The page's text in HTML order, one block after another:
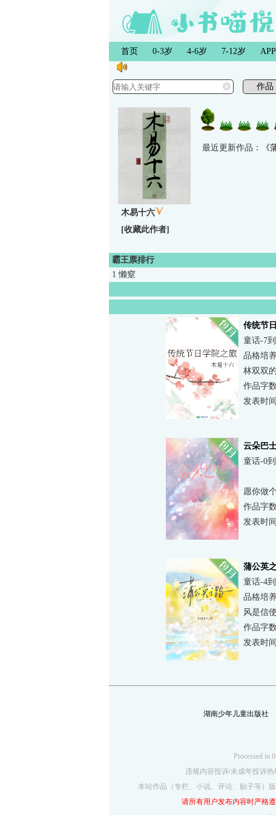
首页 0-3岁 4-6岁 7-12岁
木易十六
[收藏此作者]
最近更新作品： 《
霸王票排行
1 懒窒
传统节
童话-7
品格培
普小说
林双双
作品字
发表时
云朵巴
童话-0
愿你做
作品字
发表时
蒲公英
童话-4
品格培
普小说
风是信
作品字
发表时
湖南少年儿童出版社
Processed
违规内容投诉/未成年投诉热
本站作品（专栏、小说、评论、贴子等）
请所有用户发布内容时严格